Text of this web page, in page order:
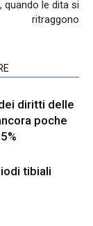
quando le dita si
ritraggono
diritti delle
poche
tibiali